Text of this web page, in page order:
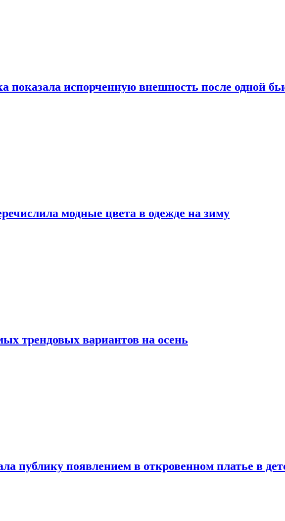
показала испорченную внешность после одной
модные цвета в одежде на зиму
трендовых вариантов на осень
публику появлением в откровенном платье в